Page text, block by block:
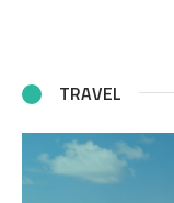
TRAVEL